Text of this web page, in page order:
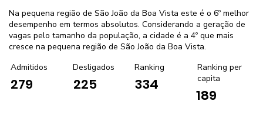
Na pequena região de São João da Boa Vista este é o 6º melhor
desempenho em termos absolutos. Considerando a geração de
vagas pelo tamanho da população, a cidade é a 4º que mais
cresce na pequena região de São João da Boa Vista.
Admitidos
279
Desligados
225
Ranking
334
Ranking per
capita
189